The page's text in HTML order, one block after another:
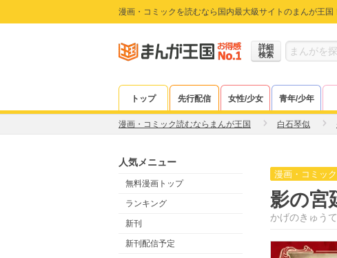
漫画・コミックを読むなら国内最大級サイトのまんが王国
詳細
検索
トップ 先行配信 女性/少女 青年/少年
漫画・コミック読むならまんが王国 白石琴似
人気メニュー
無料漫画トップ
ランキング
新刊
新刊配信予定
漫画・コミック
影の宮
かげのきゅう